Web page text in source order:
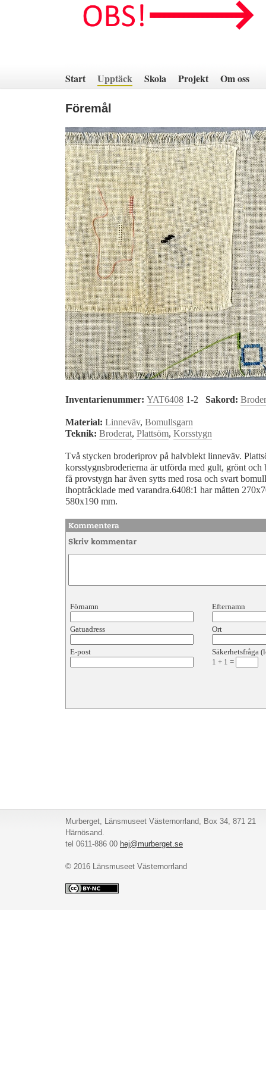
innehåll
Start Upptäck Skola Projekt Om oss
Föremål
Inventarienummer: YAT6408 1-2 Sakord:
Material: Linneväv, Bomullsgarn
Teknik: Broderat, Plattsöm, Korsstygn
Två stycken broderiprov på halvblekt linneväv.
korsstygnsbroderierna är utförda med gult, grönt
få provstygn har även sytts med rosa och svart
ihoptråcklade med varandra.6408:1 har måtten
580x190 mm.
Förnamn Efternamn
Gatuadress Ort
E-post
Säkerhetsfråga
1 + 1 =
Murberget, Länsmuseet Västernorrland, Box 34, 871 21
Härnösand.
tel 0611-886 00 hej@murberget.se
© 2016 Länsmuseet Västernorrland